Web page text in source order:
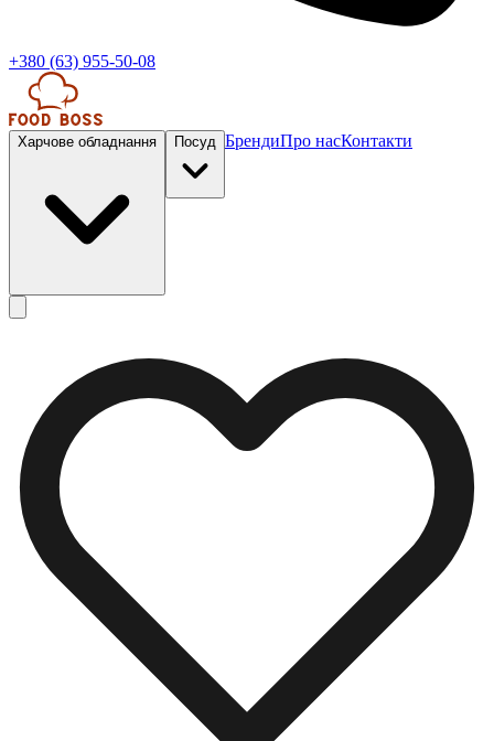
+380 (63) 955-50-08
Харчове обладнання Посуд БрендиПро насКонтакти